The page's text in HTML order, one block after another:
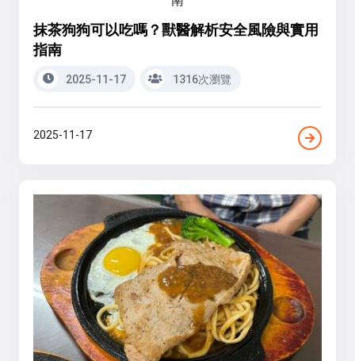
抹茶狗狗可以吃嗎？獸醫解析安全風險與實用
指南
2025-11-17 1316次瀏覽
2025-11-17